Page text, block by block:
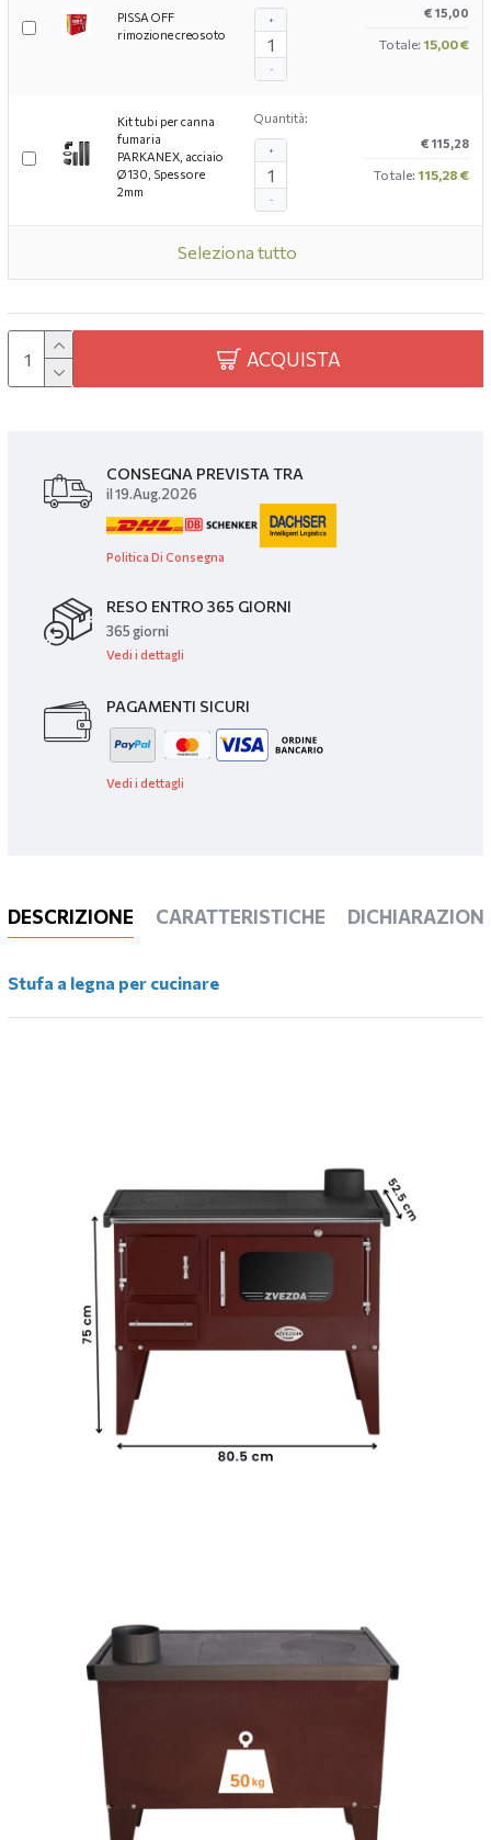
PISSA OFF
rimozione creosoto
-
+ € 15,00
Totale: 15,00 €
Kit tubi per canna
fumaria
PARKANEX, acciaio
Ø130, Spessore
2mm
Quantità:
-
+ € 115,28
Totale: 115,28 €
Seleziona tutto
ACQUISTA
CONSEGNA PREVISTA TRA
il 19.Aug.2026
Politica Di Consegna
RESO ENTRO 365 GIORNI
365 giorni
Vedi i dettagli
PAGAMENTI SICURI
Vedi i dettagli
DESCRIZIONE CARATTERISTICHE
Stufa a legna per cucinare